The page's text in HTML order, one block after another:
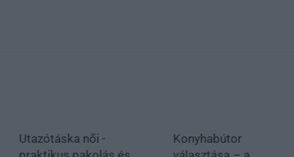
Utazótáska női -
Konyhabútor